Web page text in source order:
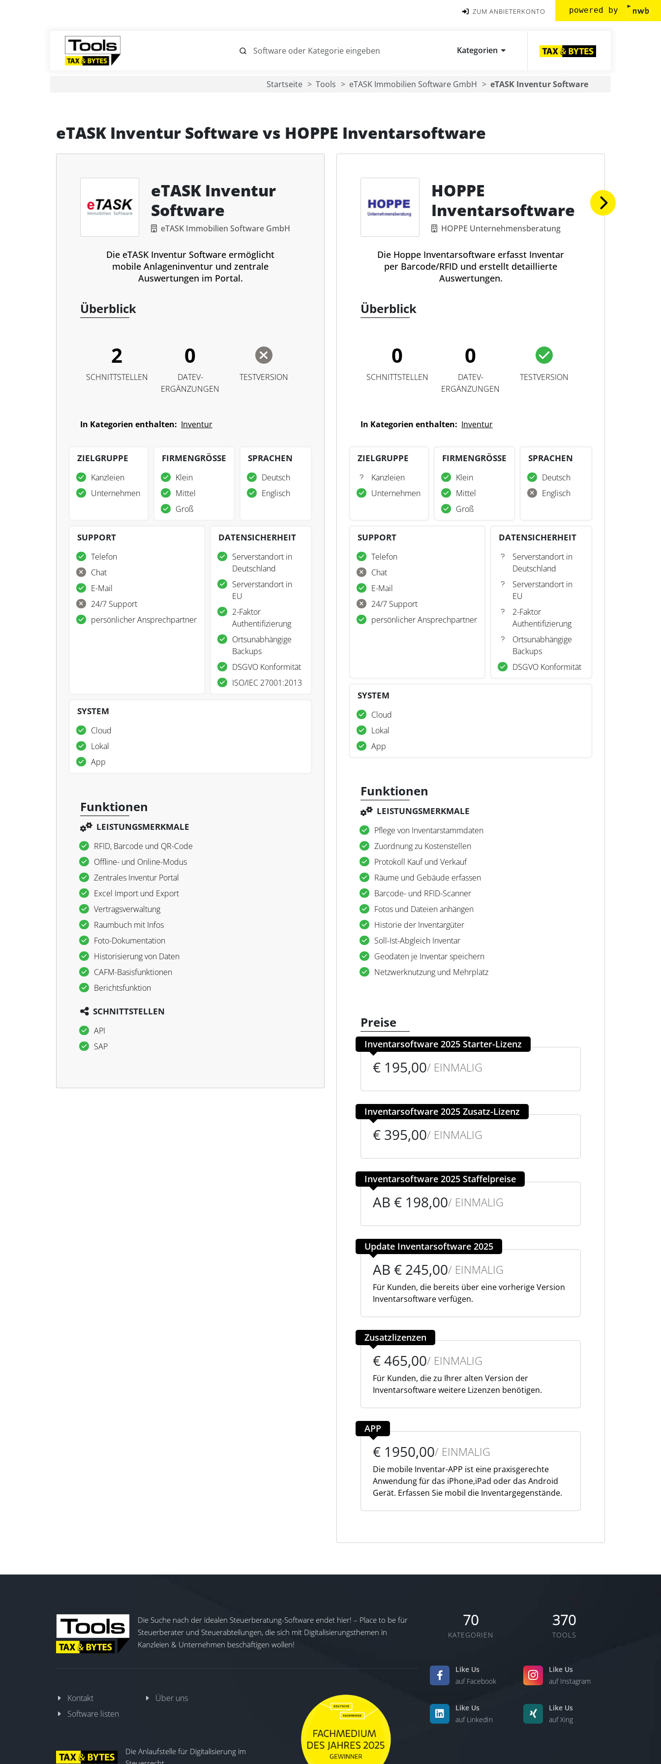
ZUM ANBIETERKONTO powered by
Kategorien
Startseite Tools eTASK Immobilien Software GmbH eTASK Inventur Software
eTASK Inventur Software vs HOPPE Inventarsoftware
eTASK Inventur
Software
eTASK Immobilien Software GmbH
Die eTASK Inventur Software ermöglicht
mobile Anlageninventur und zentrale
Auswertungen im Portal.
Überblick
2
SCHNITTSTELLEN
0
DATEV-
ERGÄNZUNGEN
TESTVERSION
In Kategorien enthalten: Inventur
ZIELGRUPPE
Kanzleien
Unternehmen
FIRMENGRÖSSE
Klein
Mittel
Groß
SPRACHEN
Deutsch
Englisch
SUPPORT
Telefon
Chat
E-Mail
24/7 Support
persönlicher Ansprechpartner
DATENSICHERHEIT
Serverstandort in
Deutschland
Serverstandort in
EU
2-Faktor
Authentifizierung
Ortsunabhängige
Backups
DSGVO Konformität
ISO/IEC 27001:2013
SYSTEM
Cloud
Lokal
App
Funktionen
LEISTUNGSMERKMALE
RFID, Barcode und QR-Code
Offline- und Online-Modus
Zentrales Inventur Portal
Excel Import und Export
Vertragsverwaltung
Raumbuch mit Infos
Foto-Dokumentation
Historisierung von Daten
CAFM-Basisfunktionen
Berichtsfunktion
SCHNITTSTELLEN
API
SAP
HOPPE
Inventarsoftware
HOPPE Unternehmensberatung
Die Hoppe Inventarsoftware erfasst Inventar
per Barcode/RFID und erstellt detaillierte
Auswertungen.
Überblick
0
SCHNITTSTELLEN
0
DATEV-
ERGÄNZUNGEN
TESTVERSION
In Kategorien enthalten: Inventur
ZIELGRUPPE
Kanzleien
Unternehmen
FIRMENGRÖSSE
Klein
Mittel
Groß
SPRACHEN
Deutsch
Englisch
SUPPORT
Telefon
Chat
E-Mail
24/7 Support
persönlicher Ansprechpartner
DATENSICHERHEIT
Serverstandort in
Deutschland
Serverstandort in
EU
2-Faktor
Authentifizierung
Ortsunabhängige
Backups
DSGVO Konformität
SYSTEM
Cloud
Lokal
App
Funktionen
LEISTUNGSMERKMALE
Pflege von Inventarstammdaten
Zuordnung zu Kostenstellen
Protokoll Kauf und Verkauf
Räume und Gebäude erfassen
Barcode- und RFID-Scanner
Fotos und Dateien anhängen
Historie der Inventargüter
Soll-Ist-Abgleich Inventar
Geodaten je Inventar speichern
Netzwerknutzung und Mehrplatz
Preise
Inventarsoftware 2025 Starter-Lizenz
€ 195,00/ EINMALIG
Inventarsoftware 2025 Zusatz-Lizenz
€ 395,00/ EINMALIG
Inventarsoftware 2025 Staffelpreise
AB € 198,00/ EINMALIG
Update Inventarsoftware 2025
AB € 245,00/ EINMALIG
Für Kunden, die bereits über eine vorherige Version
Inventarsoftware verfügen.
Zusatzlizenzen
€ 465,00/ EINMALIG
Für Kunden, die zu Ihrer alten Version der
Inventarsoftware weitere Lizenzen benötigen.
APP
€ 1950,00/ EINMALIG
Die mobile Inventar-APP ist eine praxisgerechte
Anwendung für das iPhone,iPad oder das Android
Gerät. Erfassen Sie mobil die Inventargegenstände.
Die Suche nach der idealen Steuerberatung-Software endet hier! – Place to be für
Steuerberater und Steuerabteilungen, die sich mit Digitalisierungsthemen in
Kanzleien & Unternehmen beschäftigen wollen!
Kontakt
Über uns
Software listen
Die Anlaufstelle für Digitalisierung im
70
KATEGORIEN
370
TOOLS
Like Us
auf Facebook
Like Us
auf Instagram
Like Us
auf LinkedIn
Like Us
auf Xing